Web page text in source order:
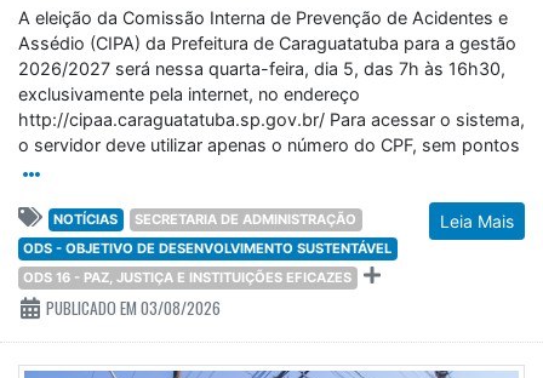
A eleição da Comissão Interna de Prevenção de Acidentes e
Assédio (CIPA) da Prefeitura de Caraguatatuba para a gestão
2026/2027 será nessa quarta-feira, dia 5, das 7h às 16h30,
exclusivamente pela internet, no endereço
http://cipaa.caraguatatuba.sp.gov.br/ Para acessar o sistema,
o servidor deve utilizar apenas o número do CPF, sem pontos
Leia Mais
NOTÍCIAS
SECRETARIA DE ADMINISTRAÇÃO
ODS - OBJETIVO DE DESENVOLVIMENTO SUSTENTÁVEL
ODS 16 - PAZ, JUSTIÇA E INSTITUIÇÕES EFICAZES
PUBLICADO EM 03/08/2026